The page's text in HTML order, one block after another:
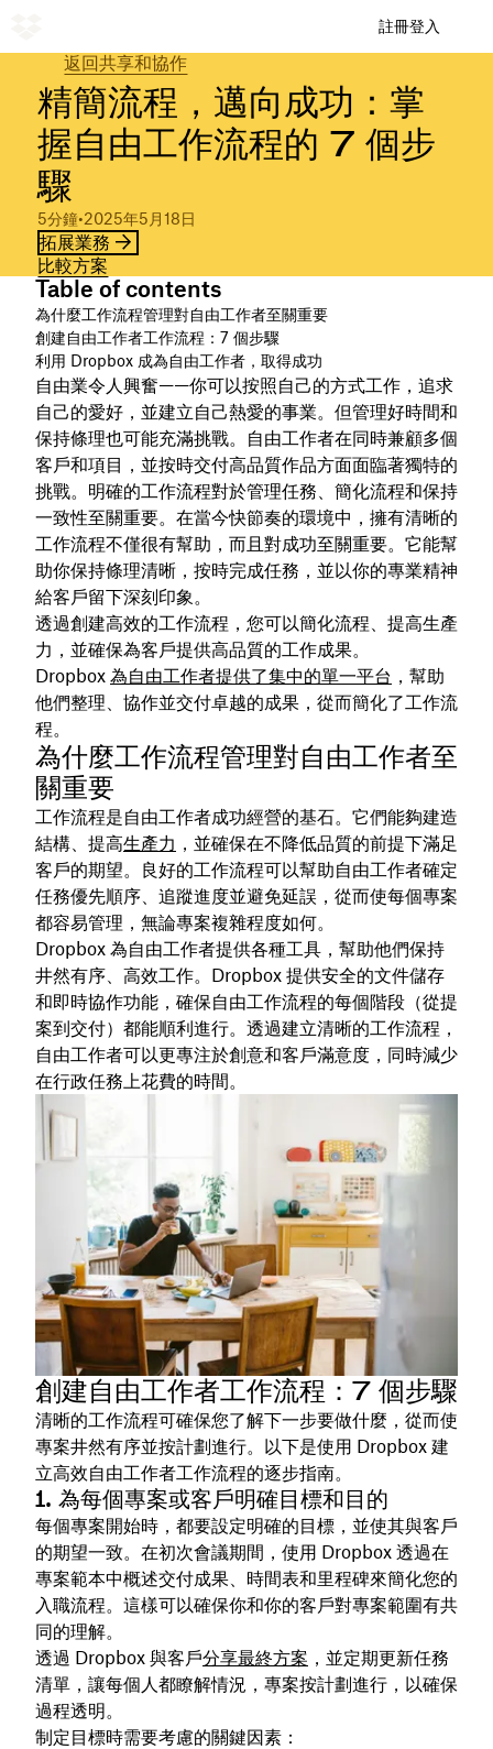
註冊登入
返回共享和協作
精簡流程，邁向成功：掌
握自由工作流程的 7 個步
驟
5分鐘•2025年5月18日
拓展業務
比較方案
Table of contents
為什麼工作流程管理對自由工作者至關重要
創建自由工作者工作流程：7 個步驟
利用 Dropbox 成為自由工作者，取得成功
自由業令人興奮——你可以按照自己的方式工作，追求
自己的愛好，並建立自己熱愛的事業。但管理好時間和
保持條理也可能充滿挑戰。自由工作者在同時兼顧多個
客戶和項目，並按時交付高品質作品方面面臨著獨特的
挑戰。明確的工作流程對於管理任務、簡化流程和保持
一致性至關重要。在當今快節奏的環境中，擁有清晰的
工作流程不僅很有幫助，而且對成功至關重要。它能幫
助你保持條理清晰，按時完成任務，並以你的專業精神
給客戶留下深刻印象。
透過創建高效的工作流程，您可以簡化流程、提高生產
力，並確保為客戶提供高品質的工作成果。
Dropbox 為自由工作者提供了集中的單一平台 ，幫助
他們整理、協作並交付卓越的成果，從而簡化了工作流
程。
為什麼工作流程管理對自由工作者至
關重要
工作流程是自由工作者成功經營的基石。它們能夠建造
結構、提高生產力 ，並確保在不降低品質的前提下滿足
客戶的期望。良好的工作流程可以幫助自由工作者確定
任務優先順序、追蹤進度並避免延誤，從而使每個專案
都容易管理，無論專案複雜程度如何。
Dropbox 為自由工作者提供各種工具，幫助他們保持
井然有序、高效工作。Dropbox 提供安全的文件儲存
和即時協作功能，確保自由工作流程的每個階段（從提
案到交付）都能順利進行。透過建立清晰的工作流程，
自由工作者可以更專注於創意和客戶滿意度，同時減少
在行政任務上花費的時間。
創建自由工作者工作流程：7 個步驟
清晰的工作流程可確保您了解下一步要做什麼，從而使
專案井然有序並按計劃進行。以下是使用 Dropbox 建
立高效自由工作者工作流程的逐步指南。
1. 為每個專案或客戶明確目標和目的
每個專案開始時，都要設定明確的目標，並使其與客戶
的期望一致。在初次會議期間，使用 Dropbox 透過在
專案範本中概述交付成果、時間表和里程碑來簡化您的
入職流程。這樣可以確保你和你的客戶對專案範圍有共
同的理解。
透過 Dropbox 與客戶分享最終方案 ，並定期更新任務
清單，讓每個人都瞭解情況，專案按計劃進行，以確保
過程透明。
制定目標時需要考慮的關鍵因素：